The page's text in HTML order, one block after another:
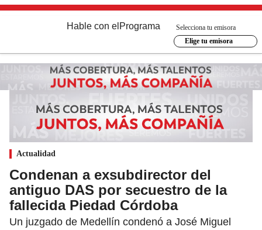
Hable con el Programa
Selecciona tu emisora
Elige tu emisora
Actualidad
Condenan a exsubdirector del
antiguo DAS por secuestro de la
fallecida Piedad Córdoba
Un juzgado de Medellín condenó a José Miguel